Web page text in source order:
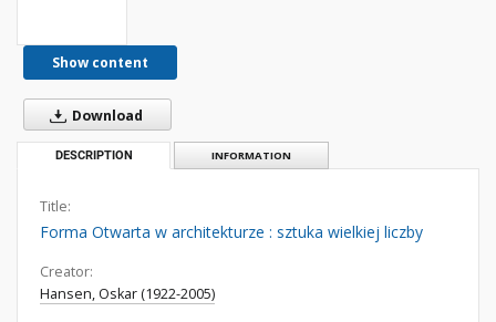
Show content
Download
DESCRIPTION INFORMATION
Title:
Forma Otwarta w architekturze : sztuka wielkiej liczby
Creator:
Hansen, Oskar (1922-2005)